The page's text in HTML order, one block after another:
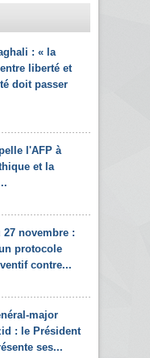
: « la
liberté et
doit passer
l'AFP à
et la
novembre :
protocole
contre...
major
: le Président
ses...